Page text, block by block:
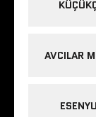
AVCILAR